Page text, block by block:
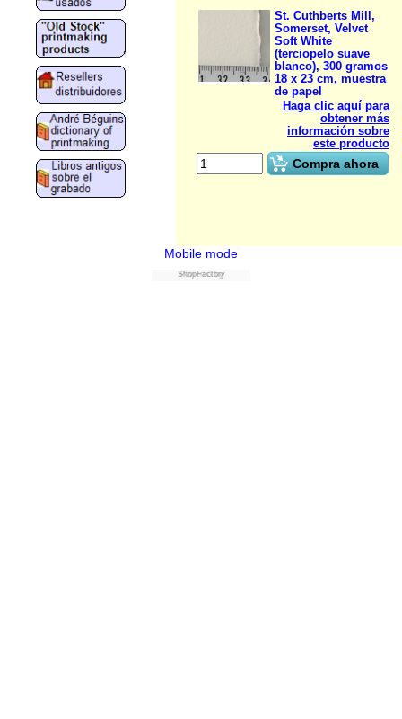
St. Cuthberts Mill,
Somerset, Velvet
Soft White
(terciopelo suave
blanco), 300 gramos
18 x 23 cm, muestra
de papel
Haga clic aquí para
obtener más
información sobre
este producto
Compra ahora
Mobile mode
Powered by
ShopFactory